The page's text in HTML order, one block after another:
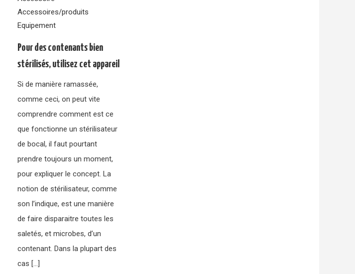
Accessoires/produits
Equipement
Pour des contenants bien
stérilisés, utilisez cet appareil
Si de manière ramassée,
comme ceci, on peut vite
comprendre comment est ce
que fonctionne un stérilisateur
de bocal, il faut pourtant
prendre toujours un moment,
pour expliquer le concept. La
notion de stérilisateur, comme
son l’indique, est une manière
de faire disparaitre toutes les
saletés, et microbes, d’un
contenant. Dans la plupart des
cas […]